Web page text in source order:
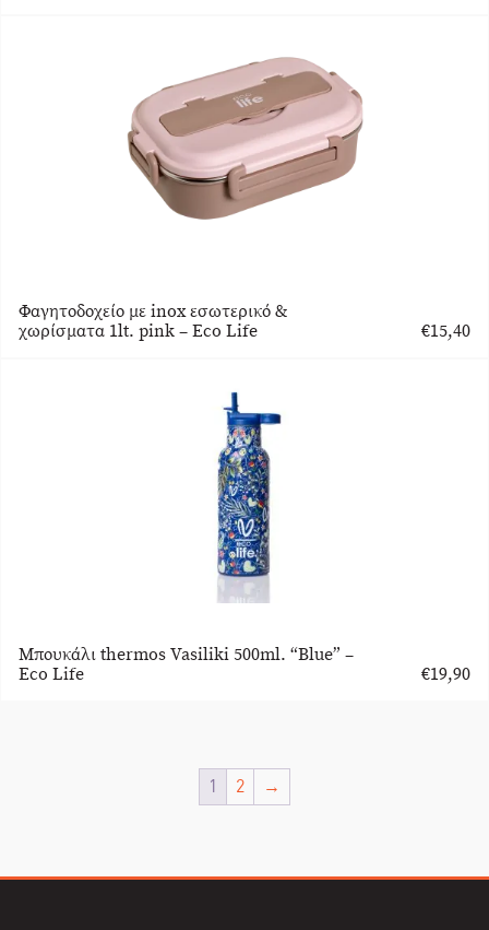
Φαγητοδοχείο με inox εσωτερικό &
χωρίσματα 1lt. pink – Eco Life
€15,40
Μπουκάλι thermos Vasiliki 500ml. “Blue” –
Eco Life
€19,90
1 2 →